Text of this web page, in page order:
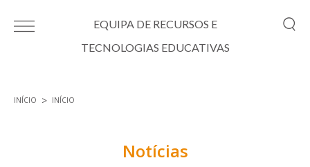
EQUIPA DE RECURSOS E
TECNOLOGIAS EDUCATIVAS
INÍCIO INÍCIO
Notícias